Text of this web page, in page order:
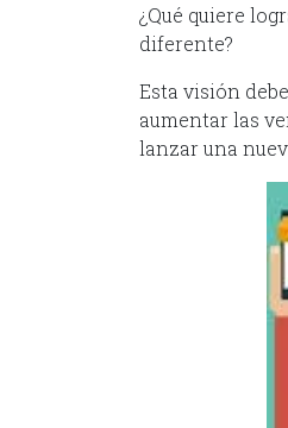
¿Qué quiere
diferente?
Esta visión
aumentar las
lanzar una